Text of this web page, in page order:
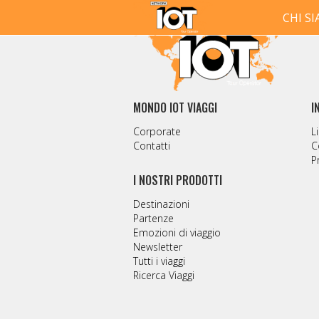
CHI
MONDO IOT VIAGGI
Corporate
Contatti
I NOSTRI PRODOTTI
Destinazioni
Partenze
Emozioni di viaggio
Newsletter
Tutti i viaggi
Ricerca Viaggi